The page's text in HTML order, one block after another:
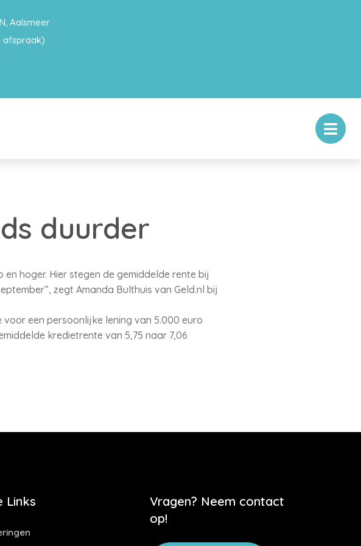
Aalsmeer
afspraak)
duurder
hoger. Hier stegen de gemiddelde rente bij
zegt Amanda Bulthuis van Geld.nl bij
een persoonlijke lening van 5.000 euro
kredietrente van 5,75 naar 7,06
Links
Vragen? Neem contact
op!